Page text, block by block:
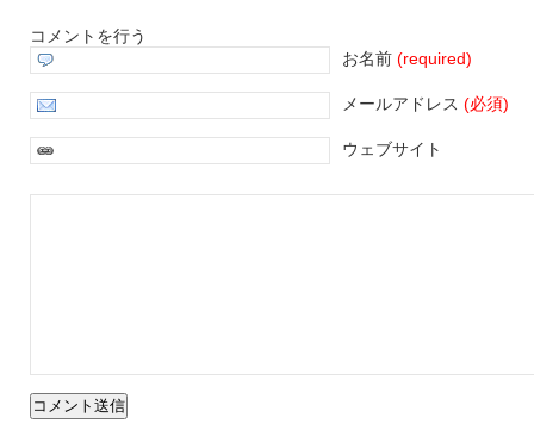
コメントを行う
お名前 (required)
メールアドレス (必須)
ウェブサイト